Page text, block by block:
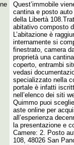
Quest’immobile
cantina e posto
della Libertà 108.
abitativo composto
L’abitazione è
internamente si
finestrato, camera
proprietà una
coperto, entrambi
vedasi
specializzato nella
portale è infatti
nell’elenco dei siti
Quimmo puoi
aste online per
all’esperienza
la presentazione e
Camere: 2. Posto
108, 48026 San